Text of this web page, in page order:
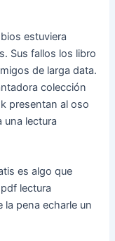
estuviera
Sus fallos los libro
de larga data.
colección
presentan al oso
una lectura
es algo que
lectura
pena echarle un